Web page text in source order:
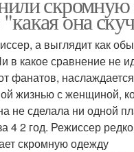
она
а выглядит как
в какое сравнение не
фанатов,
жизнью с женщиной,
не сделала ни одной
4 2 год. Режиссер
скромную одежду